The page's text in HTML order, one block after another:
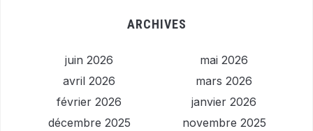
ARCHIVES
juin 2026
mai 2026
avril 2026
mars 2026
février 2026
janvier 2026
décembre 2025
novembre 2025